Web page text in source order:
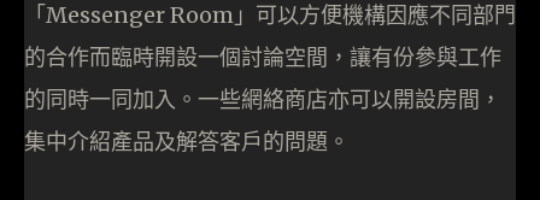
「Messenger Room」可以方便機構因應不同部門
的合作而臨時開設一個討論空間，讓有份參與工作
的同時一同加入。一些網絡商店亦可以開設房間，
集中介紹產品及解答客戶的問題。